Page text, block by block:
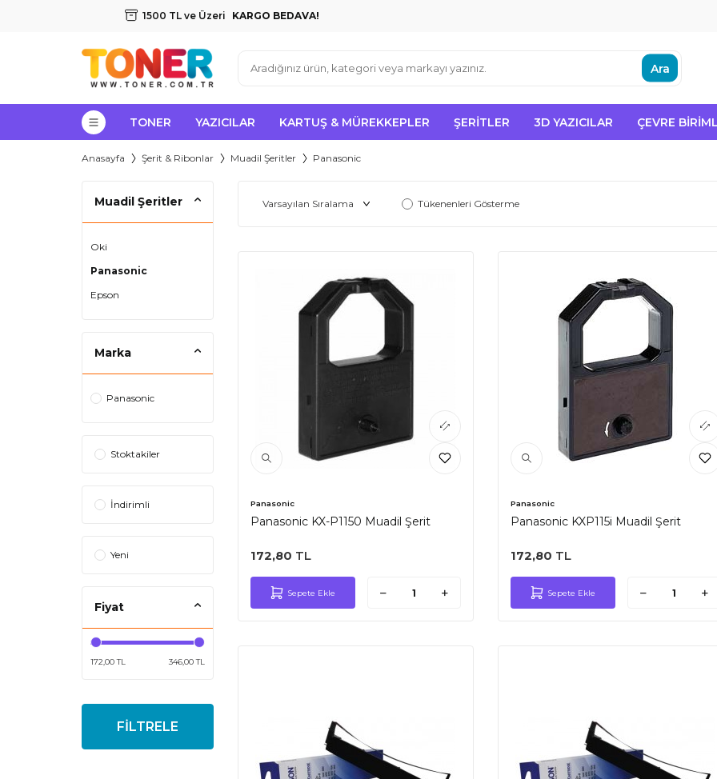
1500 TL ve Üzeri KARGO BEDAVA!
Ara
TONER YAZICILAR KARTUŞ & MÜREKKEPLER ŞERITLER 3D YAZICILAR ÇEVRE
Anasayfa Şerit & Ribonlar Muadil Şeritler Panasonic
Muadil Şeritler
Oki
Panasonic
Epson
Marka
Panasonic
Stoktakiler
İndirimli
Yeni
Fiyat
172,00 TL 346,00 TL
FİLTRELE
Tükenenleri Gösterme
Panasonic
Panasonic KX-P1150 Muadil Şerit
172,80 TL
Sepete Ekle
Panasonic
Panasonic KXP115i Muadil Şerit
172,80 TL
Sepete Ekle